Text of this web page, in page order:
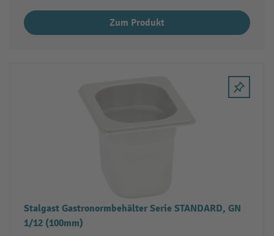
Zum Produkt
Stalgast Gastronormbehälter Serie STANDARD, GN
1/12 (100mm)